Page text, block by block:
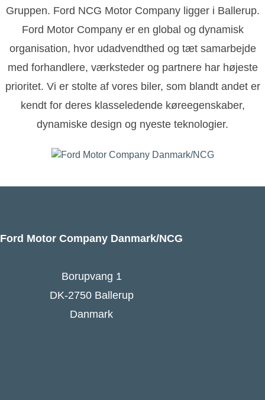
Gruppen. Ford NCG Motor Company ligger i Ballerup.
Ford Motor Company er en global og dynamisk
organisation, hvor udadvendthed og tæt samarbejde
med forhandlere, værksteder og partnere har højeste
prioritet. Vi er stolte af vores biler, som blandt andet er
kendt for deres klasseledende køreegenskaber,
dynamiske design og nyeste teknologier.
Ford Motor Company Danmark/NCG
Borupvang 1
DK-2750 Ballerup
Danmark